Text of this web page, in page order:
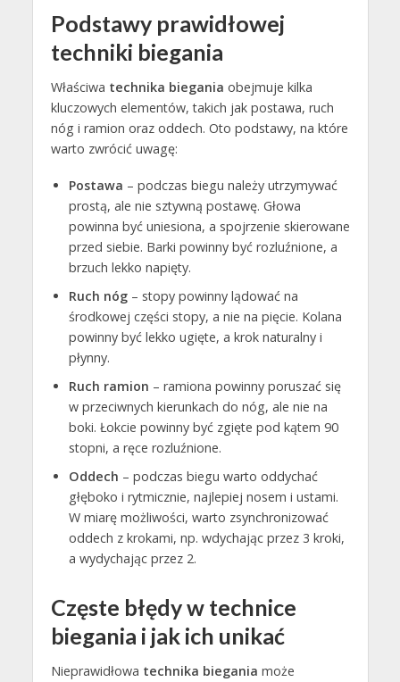
Podstawy prawidłowej
techniki biegania
Właściwa technika biegania obejmuje kilka
kluczowych elementów, takich jak postawa, ruch
nóg i ramion oraz oddech. Oto podstawy, na które
warto zwrócić uwagę:
Postawa – podczas biegu należy utrzymywać
prostą, ale nie sztywną postawę. Głowa
powinna być uniesiona, a spojrzenie skierowane
przed siebie. Barki powinny być rozluźnione, a
brzuch lekko napięty.
Ruch nóg– stopy powinny lądować na
środkowej części stopy, a nie na pięcie. Kolana
powinny być lekko ugięte, a krok naturalny i
płynny.
Ruch ramion – ramiona powinny poruszać się
w przeciwnych kierunkach do nóg, ale nie na
boki. Łokcie powinny być zgięte pod kątem 90
stopni, a ręce rozluźnione.
Oddech – podczas biegu warto oddychać
głęboko i rytmicznie, najlepiej nosem i ustami.
W miarę możliwości, warto zsynchronizować
oddech z krokami, np. wdychając przez 3 kroki,
a wydychając przez 2.
Częste błędy w technice
biegania i jak ich unikać
Nieprawidłowa technika biegania może